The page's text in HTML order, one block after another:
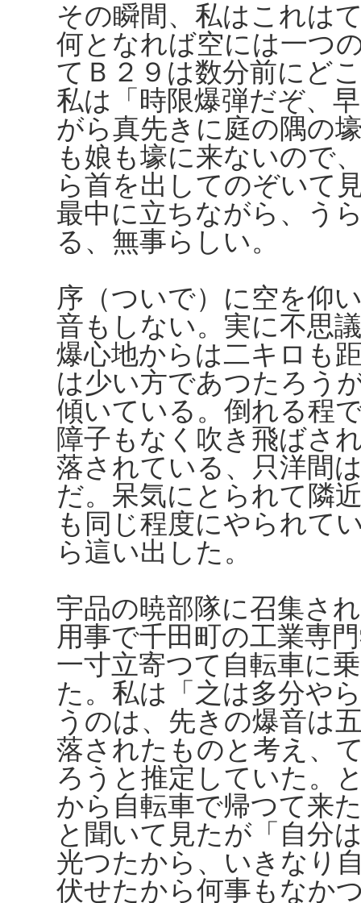
その瞬間、私はこれは
何となれば空には一つ
てＢ２９は数分前にど
私は「時限爆弾だぞ、
がら真先きに庭の隅の
も娘も壕に来ないので
ら首を出してのぞいて
最中に立ちながら、う
る、無事らしい。
序（ついで）に空を仰
音もしない。実に不思
爆心地からは二キロも
は少い方であつたろう
傾いている。倒れる程
障子もなく吹き飛ばさ
落されている、只洋間
だ。呆気にとられて隣
も同じ程度にやられて
ら這い出した。
宇品の暁部隊に召集さ
用事で千田町の工業専
一寸立寄つて自転車に
た。私は「之は多分や
うのは、先きの爆音は
落されたものと考え、
ろうと推定していた。
から自転車で帰つて来
と聞いて見たが「自分
光つたから、いきなり
伏せたから何事もなか